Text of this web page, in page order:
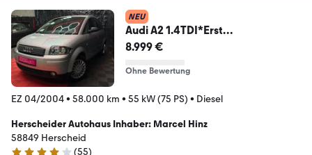
NEU
Audi A2 1.4TDI*Erst
58Tkm*2Hd*Klima*
8.999 €
Ohne Bewertung
EZ 04/2004• 58.000 km • 55 kW (75 PS) • Diesel
Herscheider Autohaus Inhaber: Marcel Hinz
58849 Herscheid
(55)